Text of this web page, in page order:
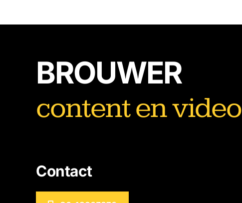
BROUWER
content en video
Contact